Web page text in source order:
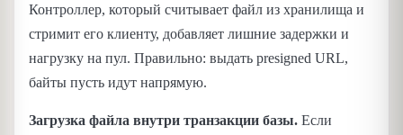
Контроллер, который считывает файл из хранилища и
стримит его клиенту, добавляет лишние задержки и
нагрузку на пул. Правильно: выдать presigned URL,
байты пусть идут напрямую.
Загрузка файла внутри транзакции базы. Если